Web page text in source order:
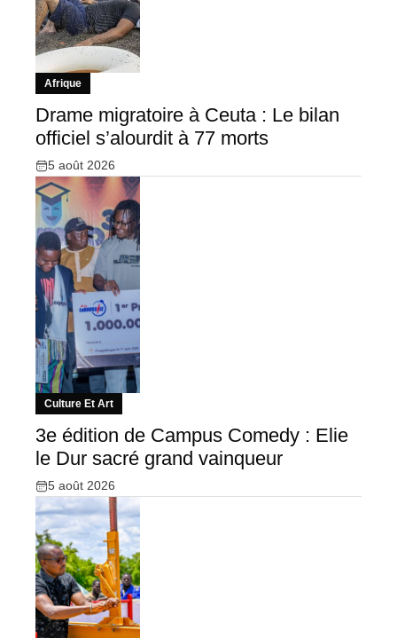
Afrique
Drame migratoire à Ceuta : Le bilan
officiel s’alourdit à 77 morts
5 août 2026
Culture Et Art
3e édition de Campus Comedy : Elie
le Dur sacré grand vainqueur
5 août 2026